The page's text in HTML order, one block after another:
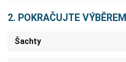
2. POKRAČUJTE
Šachty